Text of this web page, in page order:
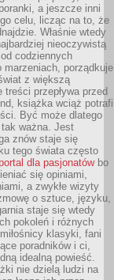
a jeszcze inni
celu, licząc na to, że
Właśnie wtedy
nieoczywistą
codziennych
marzeniach, porządkuje
z większą
przepływa przed
książka wciąż potrafi
Być może dlatego
tak ważna. Jest
znów staje się
tego świata często
dla pasjonatówbo
się opiniami,
a zwykłe wizyty
o sztuce, języku,
staje się wtedy
pokoleń i różnych
klasyki, fani
poradników i ci,
idealną powieść.
nie dzielą ludzi na